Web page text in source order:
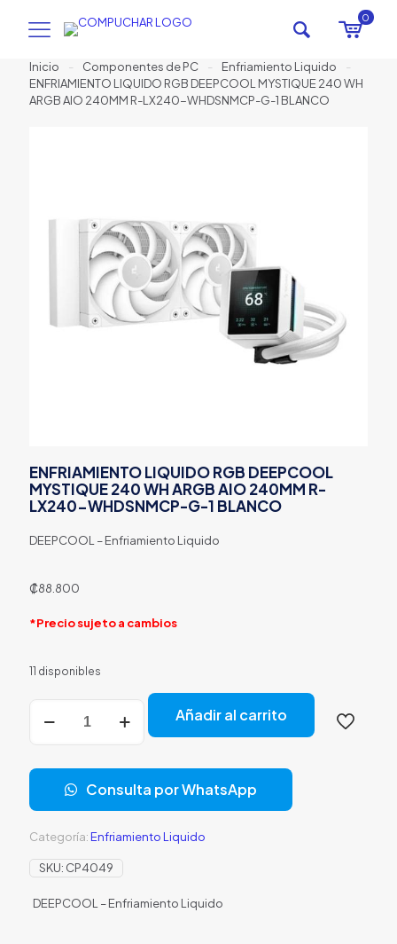
0
Inicio - Componentes de PC - Enfriamiento Liquido
-
ENFRIAMIENTO LIQUIDO RGB DEEPCOOL MYSTIQUE 240 WH
ARGB AIO 240MM R-LX240-WHDSNMCP-G-1 BLANCO
ENFRIAMIENTO LIQUIDO RGB DEEPCOOL
MYSTIQUE 240 WH ARGB AIO 240MM R-
LX240-WHDSNMCP-G-1 BLANCO
DEEPCOOL – Enfriamiento Liquido
₡88.800
*Precio sujeto a cambios
11 disponibles
ENFRIAMIENTO
LIQUIDO
MYSTIQUE
WH
AIO
240MM
R-
WHDSNMCP-
Añadir al carrito
Consulta por WhatsApp
Categoría:Enfriamiento Liquido
SKU: CP4049
DEEPCOOL – Enfriamiento Liquido